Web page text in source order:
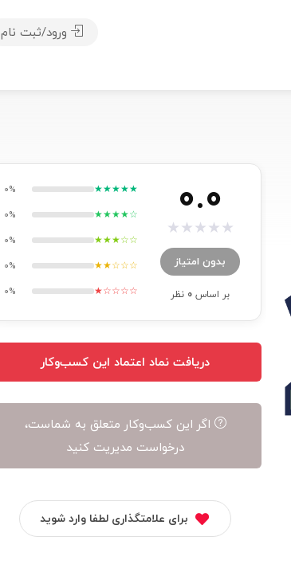
ورود/ثبت نام
0.0
★
★
★
★
★
بدون امتیاز
بر اساس0 نظر
★★★★★
0%
★★★★☆
0%
★★★☆☆
0%
★★☆☆☆
0%
★☆☆☆☆
0%
دریافت نماد اعتماد این کسب‌وکار
اگر این کسب‌وکار متعلق به شماست،
درخواست مدیریت کنید
برای علامتگذاری لطفا وارد شوید